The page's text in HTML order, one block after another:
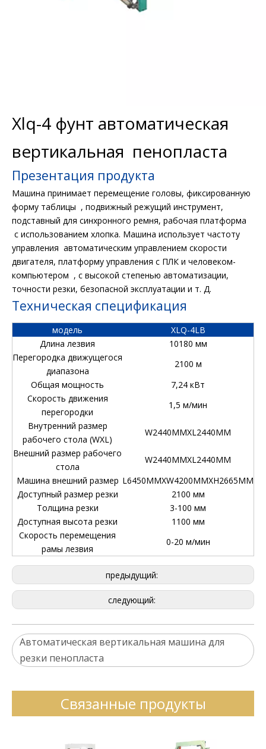
Xlq-4 фунт автоматическая
вертикальная пенопласта
Презентация продукта
Машина принимает перемещение головы, фиксированную
форму таблицы , подвижный режущий инструмент,
подставный для синхронного ремня, рабочая платформа
с использованием хлопка. Машина использует частоту
управления автоматическим управлением скорости
двигателя, платформу управления с ПЛК и человеком-
компьютером , с высокой степенью автоматизации,
точности резки, безопасной эксплуатации и т. Д.
Техническая спецификация
модель
XLQ-4LB
Длина лезвия
10180 мм
Перегородка движущегося
диапазона
2100 м
Общая мощность
7,24 кВт
Скорость движения
перегородки
1,5 м/мин
Внутренний размер
рабочего стола (WXL)
W2440MMXL2440MM
Внешний размер рабочего
стола
W2440MMXL2440MM
Машина внешний размер L6450MMXW4200MMXH2665MM
Доступный размер резки
2100 мм
Толщина резки
3-100 мм
Доступная высота резки
1100 мм
Скорость перемещения
рамы лезвия
0-20 м/мин
предыдущий:
следующий:
Автоматическая вертикальная машина для
резки пенопласта
Связанные продукты